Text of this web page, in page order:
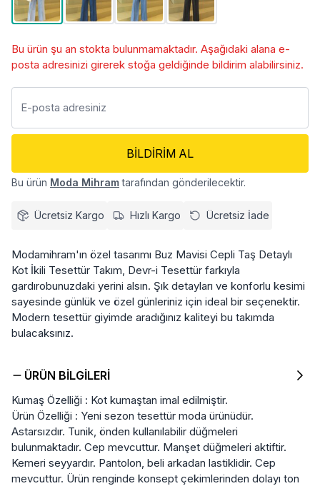
Bu ürün şu an stokta bulunmamaktadır. Aşağıdaki alana e-
posta adresinizi girerek stoğa geldiğinde bildirim alabilirsiniz.
BILDIRIM AL
Bu ürün Moda Mihramtarafından gönderilecektir.
Ücretsiz Kargo Hızlı Kargo Ücretsiz İade
Modamihram'ın özel tasarımı Buz Mavisi Cepli Taş Detaylı
Kot İkili Tesettür Takım, Devr-i Tesettür farkıyla
gardırobunuzdaki yerini alsın. Şık detayları ve konforlu kesimi
sayesinde günlük ve özel günleriniz için ideal bir seçenektir.
Modern tesettür giyimde aradığınız kaliteyi bu takımda
bulacaksınız.
ÜRÜN BILGILERI
Kumaş Özelliği : Kot kumaştan imal edilmiştir.
Ürün Özelliği : Yeni sezon tesettür moda ürünüdür.
Astarsızdır. Tunik, önden kullanılabilir düğmeleri
bulunmaktadır. Cep mevcuttur. Manşet düğmeleri aktiftir.
Kemeri seyyardır. Pantolon, beli arkadan lastiklidir. Cep
mevcuttur. Ürün renginde konsept çekimlerinden dolayı ton